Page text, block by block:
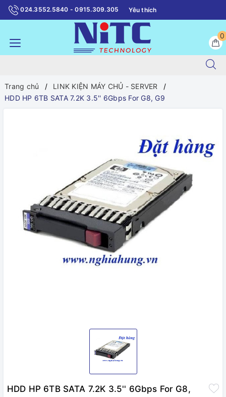
024.3552.5840 - 0915.309.305 Yêu thích
0
Trang chủ
LINK KIỆN MÁY CHỦ - SERVER
HDD HP 6TB SATA 7.2K 3.5'' 6Gbps For G8, G9
HDD HP 6TB SATA 7.2K 3.5'' 6Gbps For G8,